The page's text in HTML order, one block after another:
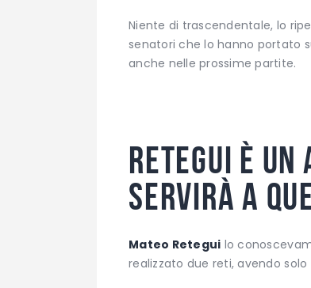
Niente di trascendentale, lo
senatori che lo hanno portato
anche nelle prossime partite.
Retegui è
servirà a
Mateo Retegui lo
realizzato due reti, avendo